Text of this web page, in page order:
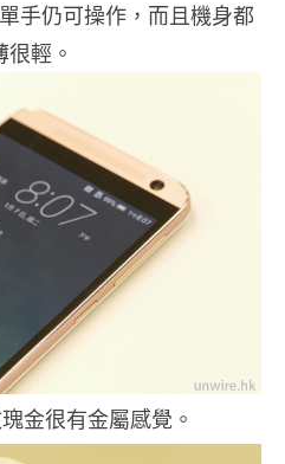
手仍可操作，而且機身都
很輕。
金很有金屬感覺。